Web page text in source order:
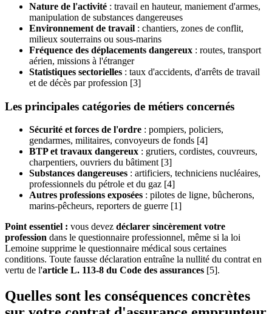
Nature de l'activité : travail en hauteur, maniement d'armes,
manipulation de substances dangereuses
Environnement de travail : chantiers, zones de conflit,
milieux souterrains ou sous-marins
Fréquence des déplacements dangereux : routes, transport
aérien, missions à l'étranger
Statistiques sectorielles : taux d'accidents, d'arrêts de travail
et de décès par profession [3]
Les principales catégories de métiers concernés
Sécurité et forces de l'ordre : pompiers, policiers,
gendarmes, militaires, convoyeurs de fonds [4]
BTP et travaux dangereux : grutiers, cordistes, couvreurs,
charpentiers, ouvriers du bâtiment [3]
Substances dangereuses : artificiers, techniciens nucléaires,
professionnels du pétrole et du gaz [4]
Autres professions exposées : pilotes de ligne, bûcherons,
marins-pêcheurs, reporters de guerre [1]
Point essentiel : vous devez déclarer sincèrement votre
profession dans le questionnaire professionnel, même si la loi
Lemoine supprime le questionnaire médical sous certaines
conditions. Toute fausse déclaration entraîne la nullité du contrat en
vertu de l'article L. 113-8 du Code des assurances [5].
Quelles sont les conséquences concrètes